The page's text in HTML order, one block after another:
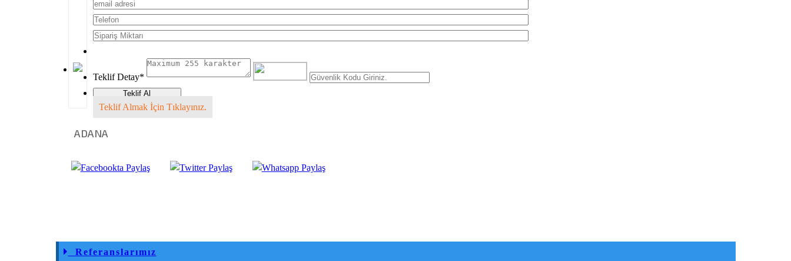
Teklif Detay*
Teklif Almak İçin Tıklayınız.
ADANA
Referanslarımız